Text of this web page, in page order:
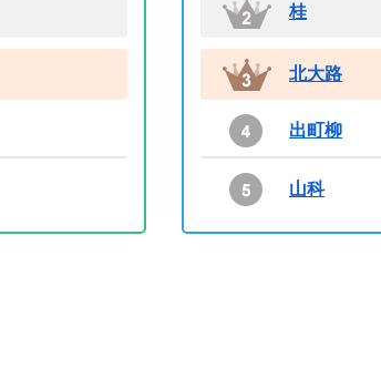
桂
北大路
出町柳
山科